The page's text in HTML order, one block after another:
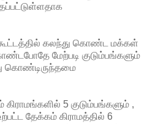
கலந்து கொண்ட மக்கள்
மேற்படி குடும்பங்களும்
கொண்டிருந்தமை
5 குடும்பங்களும் ,
தேக்கம் கிராமத்தில் 6